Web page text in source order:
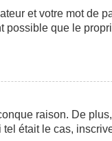
et votre mot de
que le
raison. De
était le cas,